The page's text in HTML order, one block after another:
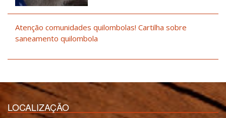
Atenção comunidades quilombolas! Cartilha sobre
saneamento quilombola
LOCALIZAÇÃO